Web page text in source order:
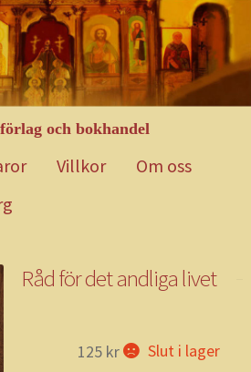
och bokhandel
Villkor
Om oss
Varukorg Varukorg 2VillkorWebbutik
Råd för det andliga livet
125 kr Slut i lager